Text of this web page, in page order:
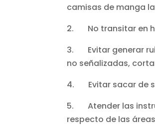
camisas de manga
2. No transitar en
3. Evitar generar
no señalizadas,
4. Evitar sacar de
5. Atender las
respecto de las